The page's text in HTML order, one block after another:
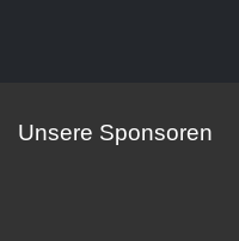
Unsere Sponsoren